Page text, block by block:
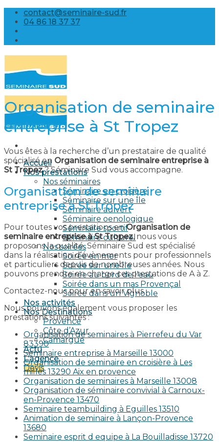
Skip
content
contact@seminaire-sud.fr
04 86 18 37 37
Accueil
Nos prestations
Nos séminaires
Séminaire en croisière
Séminaire sur une île
Séminaire au vert
Séminaire oenologique
Séminaire sportif
Séminaire culturel
Nos soirées
Soirée en mer
Soirée sur une île
Soirée au bord de l’eau
Soirée dans un mas Provençal
Soirée dans un Vignoble
Nos activités
Nos Destinations
Provence
Côte d’Azur
Camargue
Actu
L’agence
Devis
Organisation de seminaire
entreprise à St Tropez
Vous êtes à la recherche d’un prestataire de qualité
spécialisé en Organisation de seminaire entreprise à
St Tropez? Séminaire Sud vous accompagne.
Organisation de seminaire
entreprise à St Tropez
Pour toutes vos prestations enOrganisation de
seminaire entreprise à St Tropez, nous vous
proposons la qualité. Séminaire Sud est spécialisé
dans la réalisation d’évènements pour professionnels
et particuliers depuis de nombreuses années. Nous
pouvons prendre en charge ces prestations de A à Z.
Contactez-nous pour en savoir plus.
Nous pouvons également vous proposer les
prestations suivantes :
Organisation de seminaires à Pierrefeu du Var
83390
Seminaire entreprise à Marseille 13000
Organisation de seminaire en croisière à Les
milles 13290 Aix en provence​
Organisation de seminaires à Marseille 13008
Organisation de séminaire convivial à Carnoux-
en-Provence 13470
Seminaire teambuilding à Eguilles 13510
Animation de seminaire à Lançon-Provence
13680
Seminaire esprit d equipe à La Bouilladisse 13720